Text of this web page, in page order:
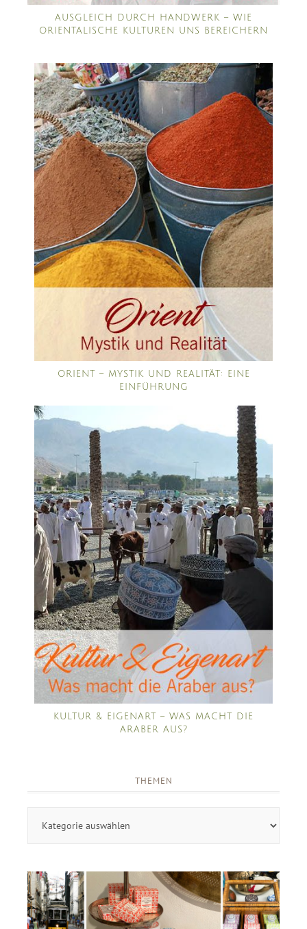
AUSGLEICH DURCH HANDWERK – WIE
ORIENTALISCHE KULTUREN UNS BEREICHERN
ORIENT – MYSTIK UND REALITÄT: EINE
EINFÜHRUNG
KULTUR & EIGENART – WAS MACHT DIE
ARABER AUS?
THEMEN